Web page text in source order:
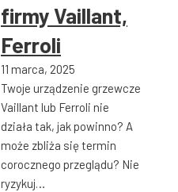
firmy Vaillant,
Ferroli
11 marca, 2025
Twoje urządzenie grzewcze
Vaillant lub Ferroli nie
działa tak, jak powinno? A
może zbliża się termin
corocznego przeglądu? Nie
ryzykuj…